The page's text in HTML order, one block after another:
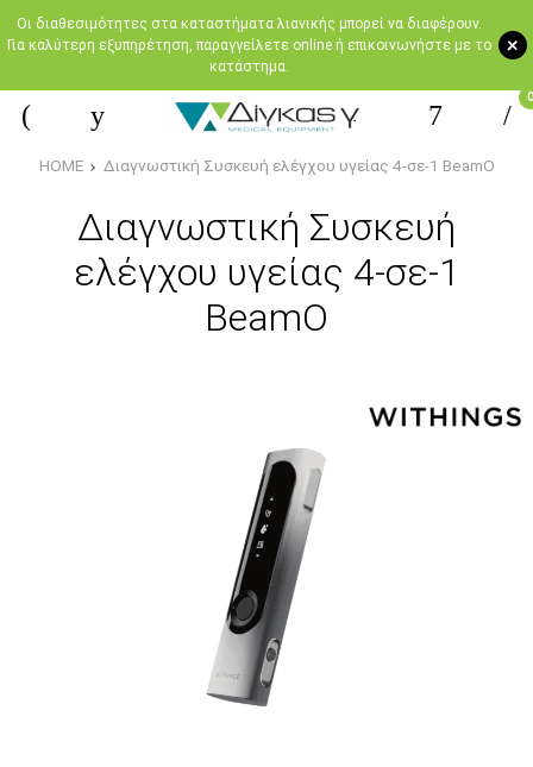
+
Oι διαθεσιμότητες στα καταστήματα λιανικής μπορεί να διαφέρουν.
Για καλύτερη εξυπηρέτηση, παραγγείλετε online ή επικοινωνήστε με το
κατάστημα.
0
HOME Διαγνωστική Συσκευή ελέγχου υγείας 4-σε-1 BeamO
Διαγνωστική Συσκευή
ελέγχου υγείας 4-σε-1
BeamO